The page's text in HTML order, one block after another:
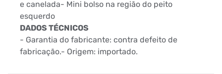
e canelada- Mini bolso na região do peito
esquerdo
DADOS TÉCNICOS
- Garantia do fabricante: contra defeito de
fabricação.- Origem: importado.